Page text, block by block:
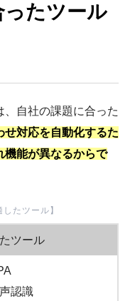
ったツール
、自社の課題に合った
せ対応を自動化するた
機能が異なるからで
たツール】
ツール
声認識